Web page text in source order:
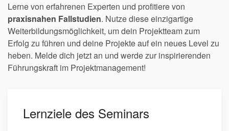
Lerne von erfahrenen Experten und profitiere von
praxisnahen Fallstudien. Nutze diese einzigartige
Weiterbildungsmöglichkeit, um dein Projektteam zum
Erfolg zu führen und deine Projekte auf ein neues Level zu
heben. Melde dich jetzt an und werde zur inspirierenden
Führungskraft im Projektmanagement!
Lernziele des Seminars